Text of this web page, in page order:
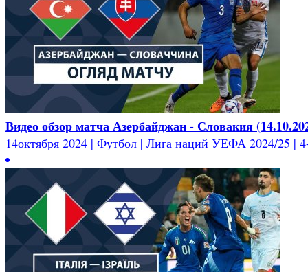
Видео обзор матча Азербайджан - Словакия
14октября 2024 | Футбол | Лига наций УЕФА 2024/25 |